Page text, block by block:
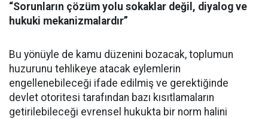
“Sorunların çözüm yolu sokaklar değil, diyalog ve
hukuki mekanizmalardır”
Bu yönüyle de kamu düzenini bozacak, toplumun
huzurunu tehlikeye atacak eylemlerin
engellenebileceği ifade edilmiş ve gerektiğinde
devlet otoritesi tarafından bazı kısıtlamaların
getirilebileceği evrensel hukukta bir norm halini